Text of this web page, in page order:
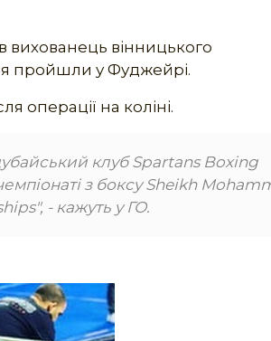
вихованець вінницького
пройшли у Фуджейрі.
операції на коліні.
клуб Spartans Boxing
з боксу Sheikh
- кажуть у ГО.